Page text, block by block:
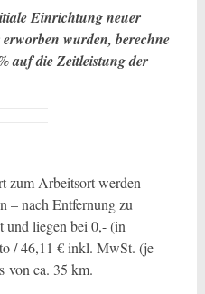
Einrichtung neuer
wurden, berechne
auf die Zeitleistung der
zum Arbeitsort werden
– nach Entfernung zu
und liegen bei 0,- (in
/ 46,11 € inkl. MwSt. (je
von ca. 35 km.